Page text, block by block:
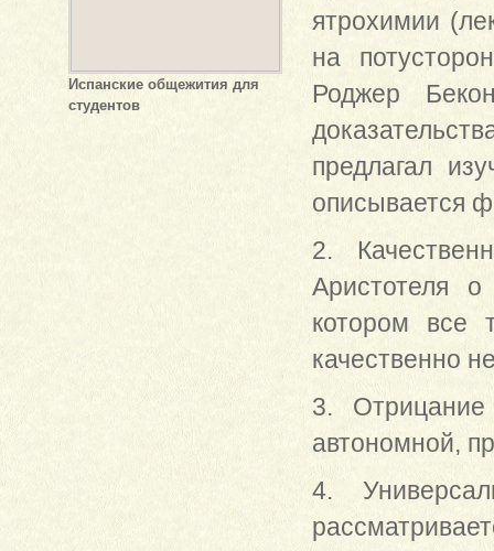
Испанские общежития для
студентов
ятрохимии
на
Роджер
предлагал
описывается
2.
Аристотеля
котором все
качественно
3.
автономной,
4.